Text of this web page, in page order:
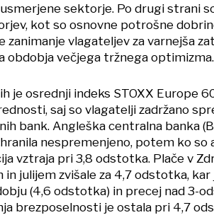
sektorje. Po drugi strani
kot so osnovne potrošne
zanimanje vlagateljev za varnejša
obdobja večjega tržnega optimizma.
je osrednji indeks STOXX Europe
saj so vlagatelji zadržano
bank. Angleška centralna banka
nespremenjeno, potem ko
vztraja pri 3,8 odstotka. Plače v
in julijem zvišale za 4,7 odstotka,
(4,6 odstotka) in precej nad 3-
brezposelnosti je ostala pri 4,7